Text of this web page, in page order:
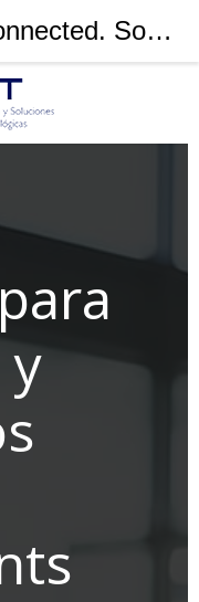
Sage Despachos Connected. Software para despachos y asesorías